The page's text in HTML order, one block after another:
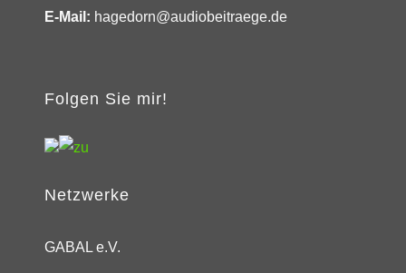
E-Mail: hagedorn@audiobeitraege.de
Folgen Sie mir!
Netzwerke
GABAL e.V.